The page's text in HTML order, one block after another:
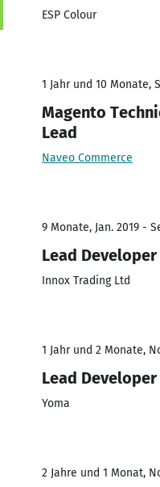
ESP Colour
1 Jahr und 10 Monate,
Magento
Lead
Naveo Commerce
9 Monate, Jan. 2019 -
Lead Developer
Innox Trading Ltd
1 Jahr und 2 Monate,
Lead Developer
Yoma
2 Jahre und 1 Monat,